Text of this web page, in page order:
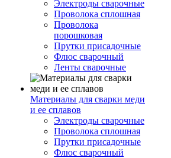
Электроды сварочные
Проволока сплошная
Проволока
порошковая
Прутки присадочные
Флюс сварочный
Ленты сварочные
Материалы для сварки меди
и ее сплавов
Электроды сварочные
Проволока сплошная
Прутки присадочные
Флюс сварочный